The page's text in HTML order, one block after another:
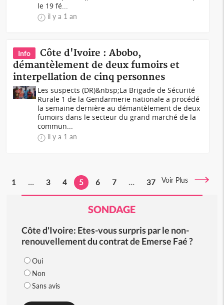
le 19 fé...
il y a 1 an
Info
Côte d'Ivoire : Abobo,
démantèlement de deux fumoirs et
interpellation de cinq personnes
Les suspects (DR)&nbsp;La Brigade de Sécurité
Rurale 1 de la Gendarmerie nationale a procédé
la semaine dernière au démantèlement de deux
fumoirs dans le secteur du grand marché de la
commun...
il y a 1 an
1 ... 3 4 5 6 7 ... 37 Voir Plus
SONDAGE
Côte d'Ivoire: Etes-vous surpris par le non-
renouvellement du contrat de Emerse Faé ?
Oui
Non
Sans avis